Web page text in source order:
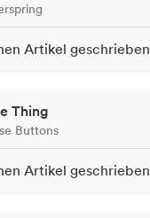
Artikel geschrieben
Thing
Buttons
Artikel geschrieben